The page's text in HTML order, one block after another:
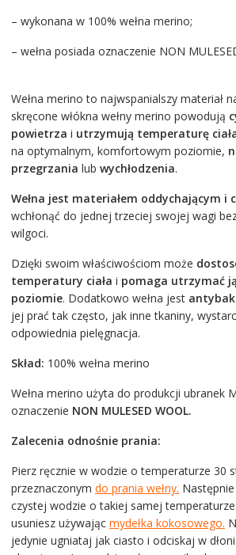
– wykonana w 100% wełna merino;
– wełna posiada oznaczenie NON
Wełna merino to najwspanialszy materiał
skręcone włókna wełny merino powodują
powietrza i utrzymują temperaturę
na optymalnym, komfortowym poziomie,
przegrzania lub wychłodzenia.
Wełna jest materiałem oddychającym i
wchłonąć do jednej trzeciej swojej wagi
wilgoci.
Dzięki swoim właściwościom może
temperatury ciała i pomaga utrzymać
poziomie. Dodatkowo wełna jest
jej prać tak często, jak inne tkaniny,
odpowiednia pielęgnacja.
Skład: 100% wełna merino
Wełna merino użyta do produkcji ubranek
oznaczenie NON MULESED WOOL.
Zalecenia odnośnie prania:
Pierz ręcznie w wodzie o temperaturze 30
przeznaczonym do prania wełny.
czystej wodzie o takiej samej
usuniesz używając mydełka kokosowego.
jedynie ugniataj jak ciasto i odciskaj w